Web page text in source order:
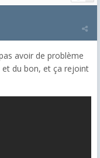
avoir de problème
du bon, et ça rejoint